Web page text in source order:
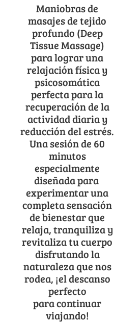
Maniobras de
masajes de tejido
profundo (Deep
Tissue Massage)
para lograr una
relajación física y
psicosomática
perfecta para la
recuperación de la
actividad diaria y
reducción del estrés.
Una sesión de 60
minutos
especialmente
diseñada para
experimentar una
completa sensación
de bienestar que
relaja, tranquiliza y
revitaliza tu cuerpo
disfrutando la
naturaleza que nos
rodea, ¡el descanso
perfecto
para continuar
viajando!